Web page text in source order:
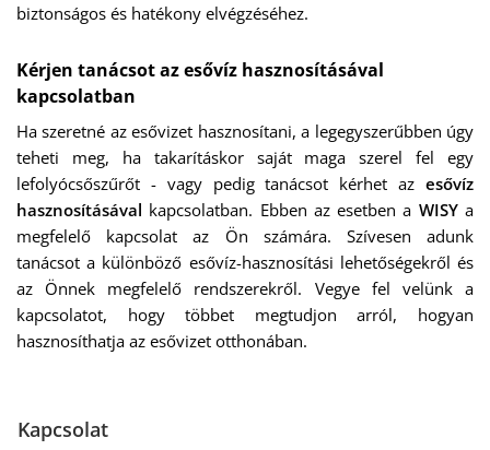
biztonságos és hatékony elvégzéséhez.
Kérjen tanácsot az esővíz hasznosításával
kapcsolatban
Ha szeretné az esővizet hasznosítani, a legegyszerűbben úgy
teheti meg, ha takarításkor saját maga szerel fel egy
lefolyócsőszűrőt - vagy pedig tanácsot kérhet az esővíz
hasznosításával kapcsolatban. Ebben az esetben a WISYa
megfelelő kapcsolat az Ön számára. Szívesen adunk
tanácsot a különböző esővíz-hasznosítási lehetőségekről és
az Önnek megfelelő rendszerekről. Vegye fel velünk a
kapcsolatot, hogy többet megtudjon arról, hogyan
hasznosíthatja az esővizet otthonában.
Kapcsolat